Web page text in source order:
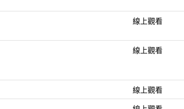
線上觀看
線上觀看
線上觀看